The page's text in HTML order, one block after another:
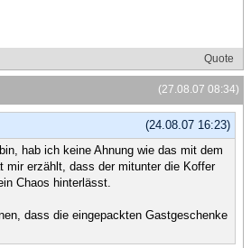
Quote
(27.08.07 08:34)
(24.08.07 16:23)
hab ich keine Ahnung wie das mit dem
mir erzählt, dass der mitunter die Koffer
Chaos hinterlässt.
dass die eingepackten Gastgeschenke